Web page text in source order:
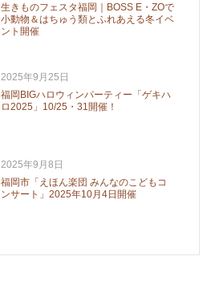
生きものフェスタ福岡｜BOSS E・ZOで
小動物＆はちゅう類とふれあえる冬イベ
ント開催
2025年9月25日
福岡BIGハロウィンパーティー「ゲキハ
ロ2025」10/25・31開催！
2025年9月8日
福岡市「えほん楽団 みんなのこどもコ
ンサート」2025年10月4日開催